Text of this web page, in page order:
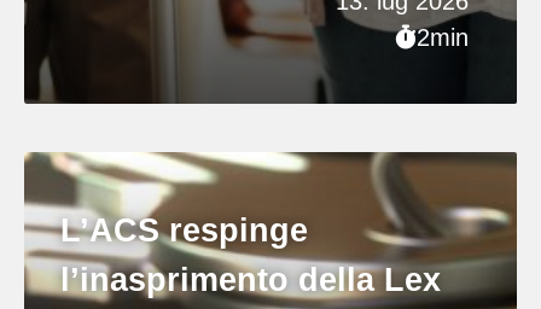
2min
L’ACS respinge
l’inasprimento della Lex